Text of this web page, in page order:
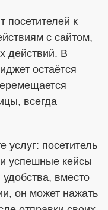
посетителей к
с сайтом,
действий. В
остаётся
всегда
услуг: посетитель
успешные кейсы
удобства, вместо
он может нажать